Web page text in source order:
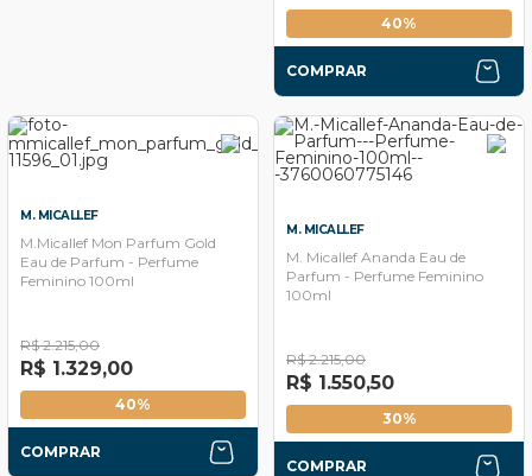
40%
COMPRAR
M. MICALLEF
M.Micallef Mon Parfum Gold
Eau de Parfum - Perfume
Feminino 100ml
R$ 2.215,00
R$ 1.329,00
40%
COMPRAR
M. MICALLEF
M. Micallef Ananda Eau de
Parfum - Perfume Feminino
100ml
R$ 2.215,00
R$ 1.550,50
30%
COMPRAR